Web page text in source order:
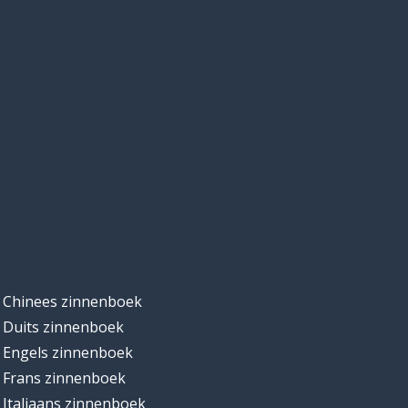
Chinees zinnenboek
Duits zinnenboek
Engels zinnenboek
Frans zinnenboek
Italiaans zinnenboek